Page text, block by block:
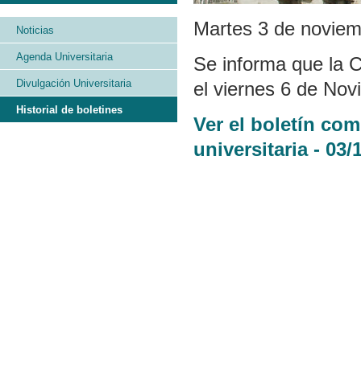
Martes 3 de
Se informa que la
el viernes 6 de
Ver el boletín
universitaria - 03/
Noticias
Agenda Universitaria
Divulgación Universitaria
Historial de boletines